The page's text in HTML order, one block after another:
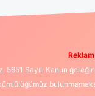
5651 Sayılı Kanun